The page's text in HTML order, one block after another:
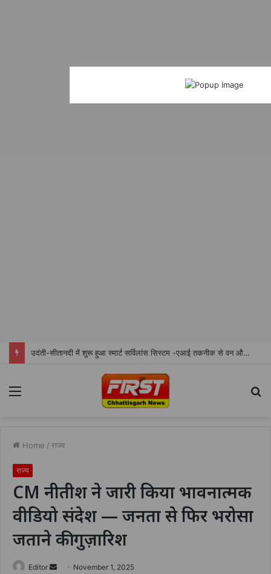
उदंती-सीतानदी में शुरू हुआ स्मार्ट सर्विलांस सिस्टम -एआई तकनीक से वन और वन्यजीवों की 24X7 निगरानी
Menu
Home / राज्य
राज्य
CM नीतीश ने जारी किया भावनात्मक
वीडियो संदेश — जनता से फिर भरोसा
जताने की गुज़ारिश
Editor
Send November 1, 2025